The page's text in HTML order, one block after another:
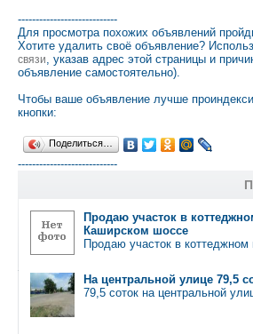
----------------------------
Для просмотра похожих объявлений
Хотите удалить своё объявление?
связи, указав адрес этой страницы и
объявление самостоятельно).
Чтобы ваше объявление лучше
кнопки:
Поделиться…
----------------------------
Продаю участок в
Каширском шоссе
Продаю участок в
На центральной улице 79,5
79,5 соток на центральной